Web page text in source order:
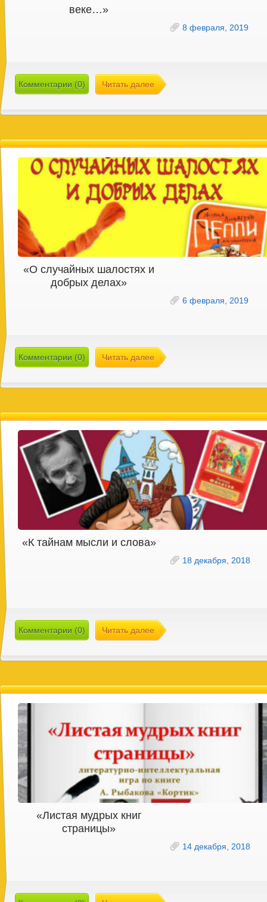
веке…»
8 февраля, 2019
Комментарии (0) Читать далее
«О случайных шалостях и
добрых делах»
6 февраля, 2019
Комментарии (0) Читать далее
«К тайнам мысли и слова»
18 декабря, 2018
Комментарии (0) Читать далее
«Листая мудрых книг
страницы»
14 декабря, 2018